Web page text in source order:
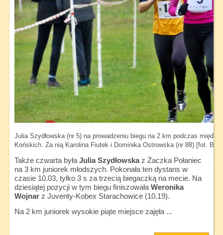
Julia Szydłowska (nr 5) na prowadzeniu biegu na 2 km podczas
Końskich. Za nią Karolina Fiutek i Dominika Ostrowska (nr 88) [fot.
Także czwarta była Julia Szydłowskaz Żaczka Połaniec
na 3 km juniorek młodszych. Pokonała ten dystans w
czasie 10.03, tylko 3 s za trzecią biegaczką na mecie. Na
dziesiątej pozycji w tym biegu finiszowała Weronika
Wojnarz Juventy-Kobex Starachowice (10.19).
Na 2 km juniorek wysokie piąte miejsce zajęła ...